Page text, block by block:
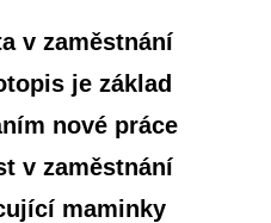
v zaměstnání
je základ
nové práce
v zaměstnání
maminky